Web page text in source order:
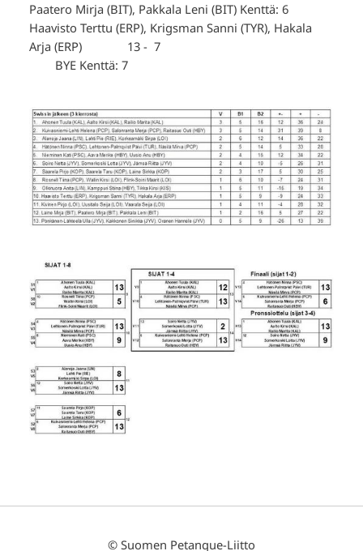
Paatero Mirja (BIT), Pakkala Leni (BIT) Kenttä: 6
Haavisto Terttu (ERP), Krigsman Sanni (TYR), Hakala
Arja (ERP) 13 - 7
BYE Kenttä: 7
© Suomen Petanque-Liitto